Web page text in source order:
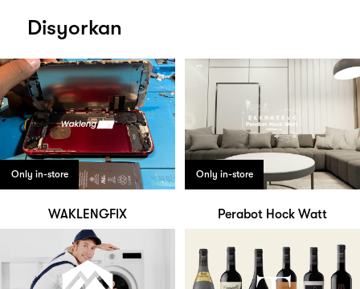
Disyorkan
Only in-store
WAKLENGFIX
Only in-store
Perabot Hock Watt